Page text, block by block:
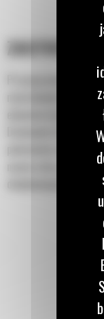
Przeznaczone do
mieszkalnych i
ekonomicznej
Doskonałe do
położeniem
nawierzchni pasów
dedykowanych